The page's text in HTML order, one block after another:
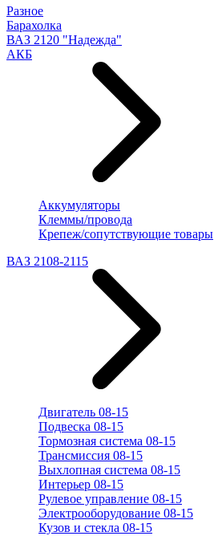
Разное
Барахолка
ВАЗ 2120 "Надежда"
АКБ
Аккумуляторы
Клеммы/провода
Крепеж/сопутствующие товары
ВАЗ 2108-2115
Двигатель 08-15
Подвеска 08-15
Тормозная система 08-15
Трансмиссия 08-15
Выхлопная система 08-15
Интерьер 08-15
Рулевое управление 08-15
Электрооборудование 08-15
Кузов и стекла 08-15